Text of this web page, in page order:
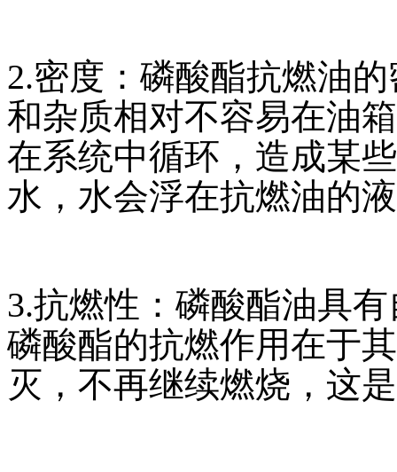
2.密度：磷酸酯抗燃油
和杂质相对不容易在油
在系统中循环，造成某
水，水会浮在抗燃油的
3.抗燃性：磷酸酯油具
磷酸酯的抗燃作用在于
灭，不再继续燃烧，这